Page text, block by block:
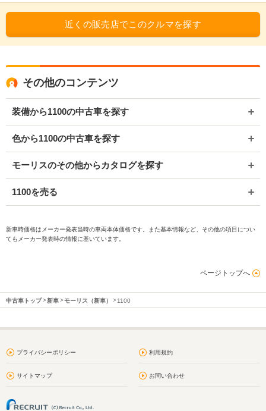
近くの販売店でこのクルマを探す
その他のコンテンツ
装備から1100の中古車を探す
色から1100の中古車を探す
モーリスのその他からカタログを探す
1100を売る
新車時価格はメーカー発表当時の車両本体価格です。また基本情報など、その他の項目につい
てもメーカー発表時の情報に基いています。
ページトップへ
中古車トップ 新車 モーリス（新車） 1100
プライバシーポリシー 利用規約
サイトマップ お問い合わせ